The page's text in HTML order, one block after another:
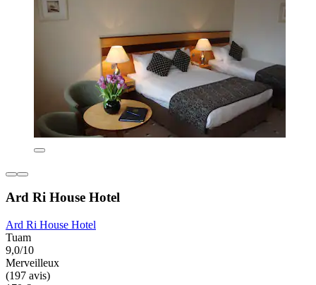
Ard Ri House Hotel
Ard Ri House Hotel
Tuam
9,0/10
Merveilleux
(197 avis)